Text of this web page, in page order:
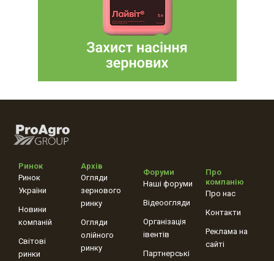
Ринок
Ринок
України
Новини
компаній
Світові
ринки
Архів
Огляди
зернового
ринку
Огляди
олійного
ринку
Форуми
Наші форуми
Відеоогляди
Організація
івентів
Партнерські
Про
компанію
Про нас
Контакти
Реклама на
сайті